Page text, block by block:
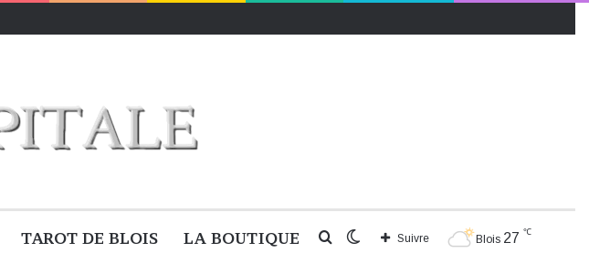
TAROT DE BLOIS LA BOUTIQUE Blois 27 ℃
Suivre
Switch
Rechercher